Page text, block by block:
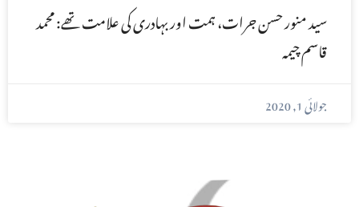
سید منور حسن جرات، ہمت اور بہادری کی علامت تھے: محمد
قاسم چیمہ
جولائی 1, 2020